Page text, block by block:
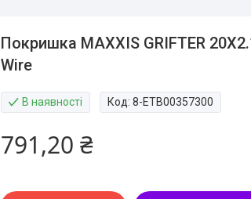
Покришка MAXXIS GRIFTER
Wire
В наявності Код:8-ETB00357300
791,20 ₴